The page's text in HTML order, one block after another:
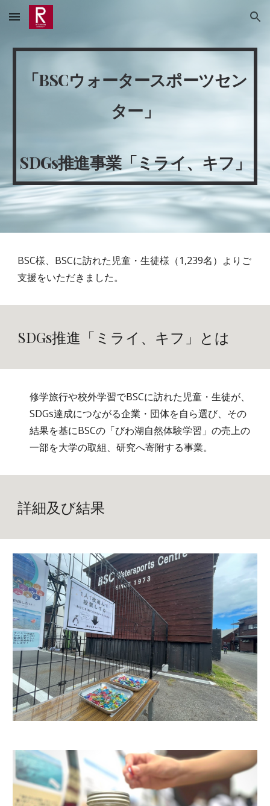
Skip to main content Skip to navigation
「BSCウォータースポーツセン
ター」
SDGs推進事業「ミライ、キフ」
BSC様、BSCに訪れた児童・生徒様（1,239名）よりご
支援をいただきました。
SDGs推進「ミライ、キフ」とは
修学旅行や校外学習でBSCに訪れた児童・生徒が、
SDGs達成につながる企業・団体を自ら選び、その
結果を基にBSCの「びわ湖自然体験学習」の売上の
一部を大学の取組、研究へ寄附する事業。
詳細及び結果